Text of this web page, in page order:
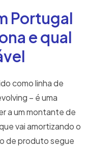
Portugal
e qual
como linha de
– é uma
a um montante de
vai amortizando o
de produto segue